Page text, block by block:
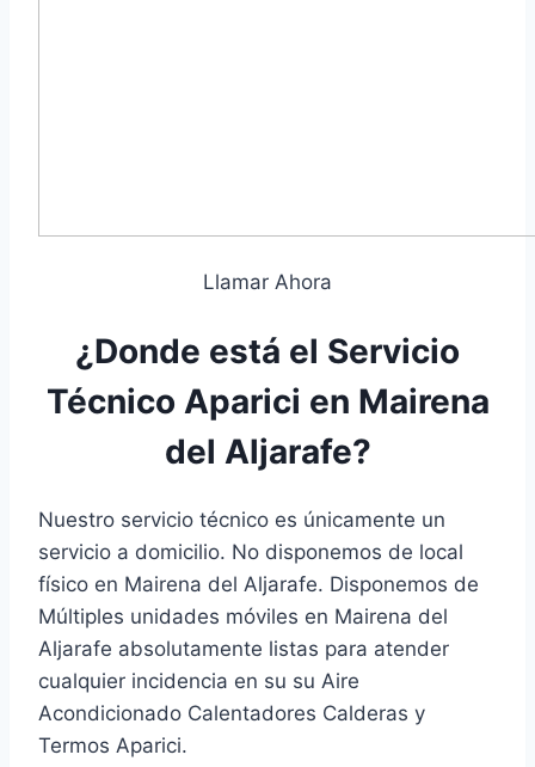
Llamar Ahora
¿Donde está el Servicio
Técnico Aparici en Mairena
del Aljarafe?
Nuestro servicio técnico es únicamente un
servicio a domicilio. No disponemos de local
físico en Mairena del Aljarafe. Disponemos de
Múltiples unidades móviles en Mairena del
Aljarafe absolutamente listas para atender
cualquier incidencia en su su Aire
Acondicionado Calentadores Calderas y
Termos Aparici.